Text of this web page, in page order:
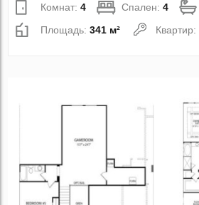
Комнат:4 Спален:4
Площадь:341 м² Квартир: